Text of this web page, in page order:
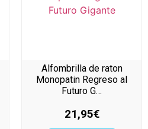
Alfombrilla de raton
Monopatin Regreso al
Futuro G…
21,95€